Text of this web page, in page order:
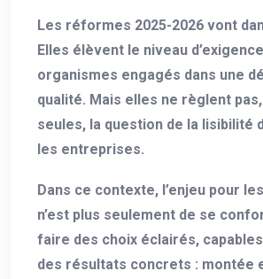
Les réformes 2025-2026 vont
Elles élèvent le niveau
organismes engagés dans une
qualité. Mais elles ne règlent
seules, la question de la lisibilité
les entreprises.
Dans ce contexte, l’enjeu pour
n’est plus seulement de se
faire des choix éclairés,
des résultats concrets : montée